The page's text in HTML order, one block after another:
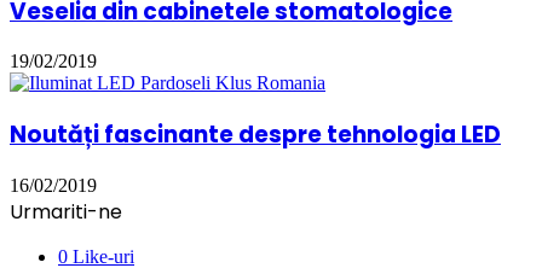
Veselia din cabinetele stomatologice
19/02/2019
Noutăți fascinante despre tehnologia LED
16/02/2019
Urmariti-ne
0 Like-uri